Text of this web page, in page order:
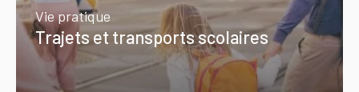
Vie pratique
Trajets et transports scolaires